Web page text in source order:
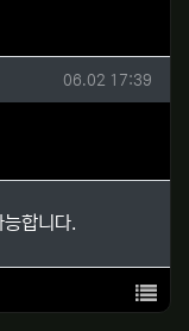
작성일
06.02 17:39
합니다.
목록